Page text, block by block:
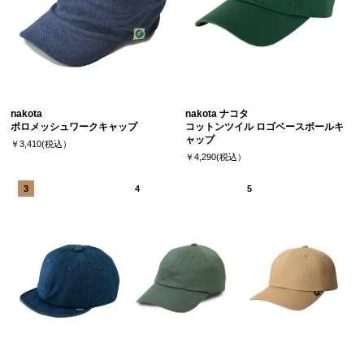
nakota
ポロメッシュワークキャップ
￥3,410(税込）
nakota ナコタ
コットンツイル ロゴベースボールキ
ャップ
￥4,290(税込）